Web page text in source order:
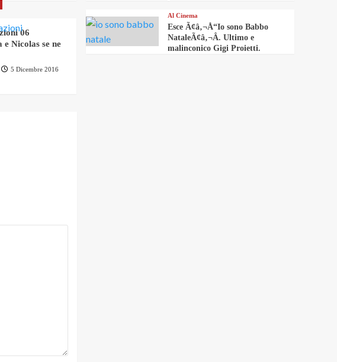
06
Nicolas se ne
5 Dicembre 2016
Al Cinema
Esce Ã¢â‚¬Å“Io sono Babbo
NataleÃ¢â‚¬Â. Ultimo e
malinconico Gigi Proietti.